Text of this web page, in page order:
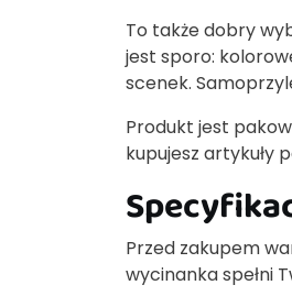
To także dobry
jest sporo:
scenek.
Produkt jest
kupujesz artykuły
Przed zakupem
wycinanka spełni